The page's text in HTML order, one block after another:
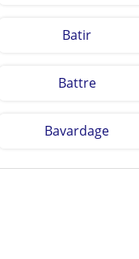
Batir
Battre
Bavardage